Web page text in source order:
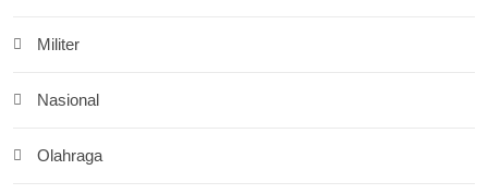
Militer
Nasional
Olahraga